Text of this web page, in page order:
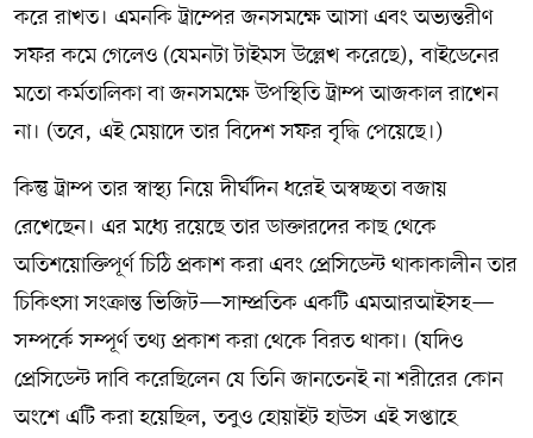
করে রাখত। এমনকি ট্রাম্পের জনসমক্ষে আসা এবং অভ্যন্তরীণ
সফর কমে গেলেও (যেমনটা টাইমস উল্লেখ করেছে), বাইডেনের
মতো কর্মতালিকা বা জনসমক্ষে উপস্থিতি ট্রাম্প আজকাল রাখেন
না। (তবে, এই মেয়াদে তার বিদেশ সফর বৃদ্ধি পেয়েছে।)
কিন্তু ট্রাম্প তার স্বাস্থ্য নিয়ে দীর্ঘদিন ধরেই অস্বচ্ছতা বজায়
রেখেছেন। এর মধ্যে রয়েছে তার ডাক্তারদের কাছ থেকে
অতিশয়োক্তিপূর্ণ চিঠি প্রকাশ করা এবং প্রেসিডেন্ট থাকাকালীন তার
চিকিৎসা সংক্রান্ত ভিজিট—সাম্প্রতিক একটি এমআরআইসহ—
সম্পর্কে সম্পূর্ণ তথ্য প্রকাশ করা থেকে বিরত থাকা। (যদিও
প্রেসিডেন্ট দাবি করেছিলেন যে তিনি জানতেনই না শরীরের কোন
অংশে এটি করা হয়েছিল, তবুও হোয়াইট হাউস এই সপ্তাহে